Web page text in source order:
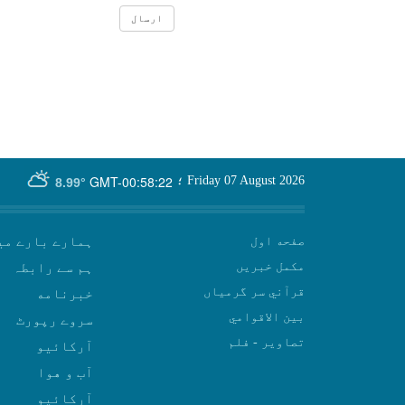
GMT-00:58:22
8.99° Friday 07 August 2026 ؛
صفحه اول
مکمل خبریں
قرآني سر گرمياں
بين الاقوامي
تصاوير - فلم
ہمارے بارے
ہم سے رابطہ
سروے رپورٹ
آرکائیو
آب و هوا